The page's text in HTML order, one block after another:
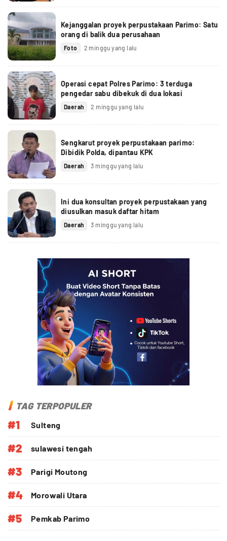
Kejanggalan proyek perpustakaan Parimo: Satu
orang di balik dua perusahaan
Foto 2 minggu yang lalu
Operasi cepat Polres Parimo: 3 terduga
pengedar sabu dibekuk di dua lokasi
Daerah 2 minggu yang lalu
Sengkarut proyek perpustakaan parimo:
Dibidik Polda, dipantau KPK
Daerah 3 minggu yang lalu
Ini dua konsultan proyek perpustakaan yang
diusulkan masuk daftar hitam
Daerah 3 minggu yang lalu
TAG TERPOPULER
#1 Sulteng
#2 sulawesi tengah
#3 Parigi Moutong
#4 Morowali Utara
#5 Pemkab Parimo